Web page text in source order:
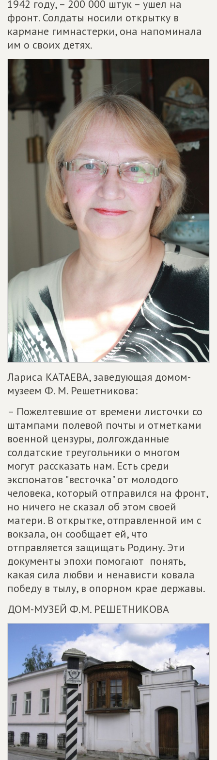
1942 году, – 200 000 штук – ушел на
фронт. Солдаты носили открытку в
кармане гимнастерки, она напоминала
им о своих детях.
Лариса КАТАЕВА, заведующая домом-
музеем Ф. М. Решетникова:
– Пожелтевшие от времени листочки со
штампами полевой почты и отметками
военной цензуры, долгожданные
солдатские треугольники о многом
могут рассказать нам. Есть среди
экспонатов "весточка" от молодого
человека, который отправился на фронт,
но ничего не сказал об этом своей
матери. В открытке, отправленной им с
вокзала, он сообщает ей, что
отправляется защищать Родину. Эти
документы эпохи помогают понять,
какая сила любви и ненависти ковала
победу в тылу, в опорном крае державы.
ДОМ-МУЗЕЙ Ф.М. РЕШЕТНИКОВА